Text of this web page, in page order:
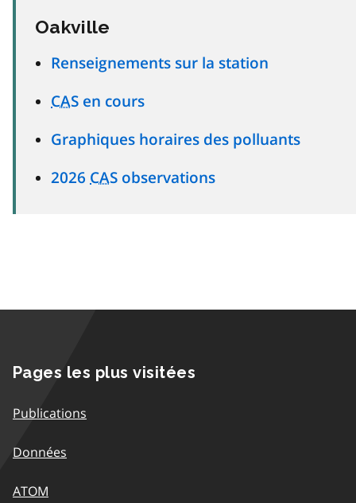
Oakville
Renseignements sur la station
CAS en cours
Graphiques horaires des polluants
2026 CAS observations
Pages les plus visitées
Publications
Données
ATOM